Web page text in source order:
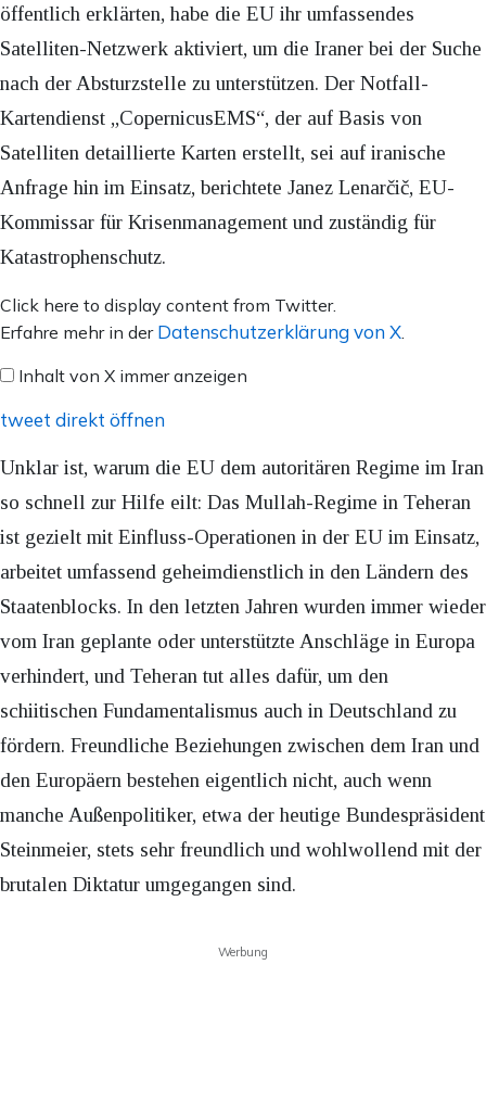
öffentlich erklärten, habe die EU ihr umfassendes
Satelliten-Netzwerk aktiviert, um die Iraner bei der Suche
nach der Absturzstelle zu unterstützen. Der Notfall-
Kartendienst „CopernicusEMS“, der auf Basis von
Satelliten detaillierte Karten erstellt, sei auf iranische
Anfrage hin im Einsatz, berichtete Janez Lenarčič, EU-
Kommissar für Krisenmanagement und zuständig für
Katastrophenschutz.
Inhalt
von
anzeigen
Click here to display content from Twitter.
Erfahre mehr in der Datenschutzerklärung von X
Inhalt von X immer anzeigen
tweet direkt öffnen
Unklar ist, warum die EU dem autoritären Regime im Iran
so schnell zur Hilfe eilt: Das Mullah-Regime in Teheran
ist gezielt mit Einfluss-Operationen in der EU im Einsatz,
arbeitet umfassend geheimdienstlich in den Ländern des
Staatenblocks. In den letzten Jahren wurden immer wieder
vom Iran geplante oder unterstützte Anschläge in Europa
verhindert, und Teheran tut alles dafür, um den
schiitischen Fundamentalismus auch in Deutschland zu
fördern. Freundliche Beziehungen zwischen dem Iran und
den Europäern bestehen eigentlich nicht, auch wenn
manche Außenpolitiker, etwa der heutige Bundespräsident
Steinmeier, stets sehr freundlich und wohlwollend mit der
brutalen Diktatur umgegangen sind.
Werbung